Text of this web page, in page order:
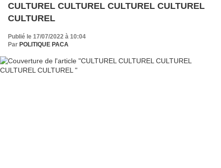
CULTUREL CULTUREL CULTUREL CULTUREL
CULTUREL
Publié le 17/07/2022 à 10:04
Par POLITIQUE PACA